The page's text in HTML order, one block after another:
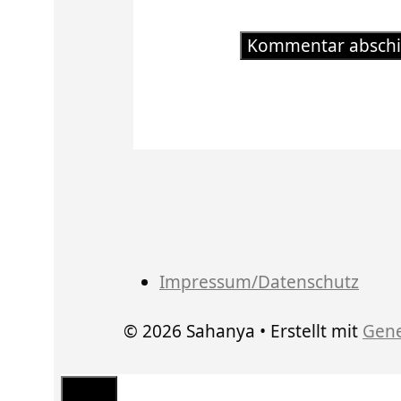
Impressum/Datenschutz
© 2026 Sahanya • Erstellt mit